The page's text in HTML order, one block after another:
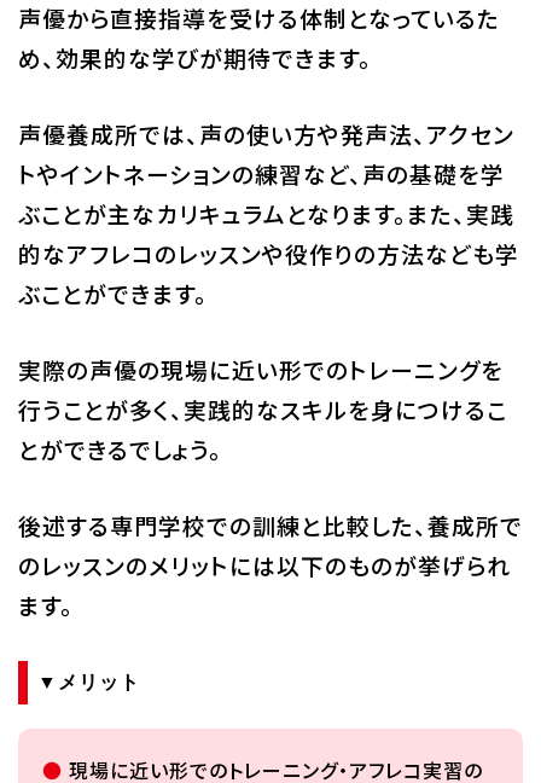
声優から直接指導を受ける体制となっているた
め、効果的な学びが期待できます。
声優養成所では、声の使い方や発声法、アクセン
トやイントネーションの練習など、声の基礎を学
ぶことが主なカリキュラムとなります。また、実践
的なアフレコのレッスンや役作りの方法なども学
ぶことができます。
実際の声優の現場に近い形でのトレーニングを
行うことが多く、実践的なスキルを身につけるこ
とができるでしょう。
後述する専門学校での訓練と比較した、養成所で
のレッスンのメリットには以下のものが挙げられ
ます。
▼メリット
現場に近い形でのトレーニング・アフレコ実習の